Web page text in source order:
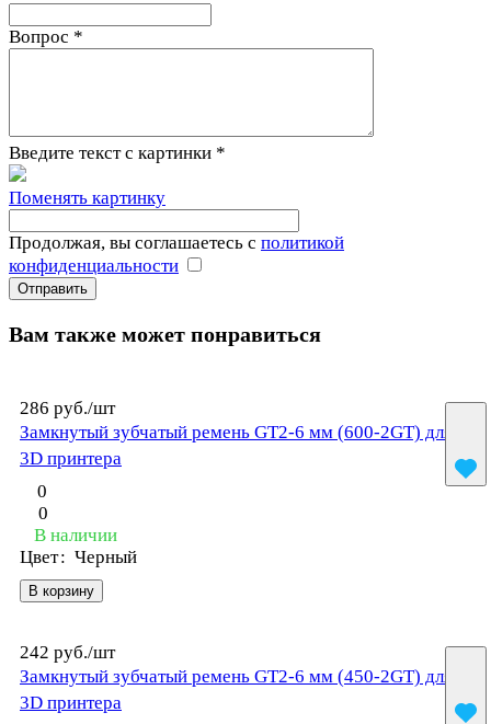
Вопрос *
Введите текст с картинки *
Поменять картинку
Продолжая, вы соглашаетесь с политикой
конфиденциальности
Вам также может понравиться
286 руб./шт
Замкнутый зубчатый ремень GT2-6 мм (600-2GT) для
3D принтера
0
0
В наличии
В корзину
Цвет: Черный
242 руб./шт
Замкнутый зубчатый ремень GT2-6 мм (450-2GT) для
3D принтера